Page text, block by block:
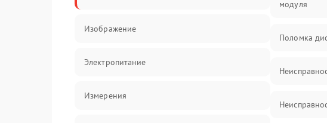
Изображение
Электропитание
Измерения
модуля
Поломка